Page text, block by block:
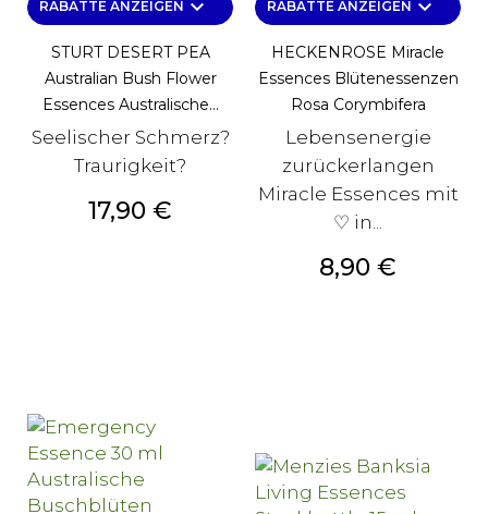
RABATTE ANZEIGEN keyboard_arrow_down
STURT DESERT PEA
Australian Bush Flower
Essences Australische...
Seelischer Schmerz?
Traurigkeit?
Preis
17,90 €
RABATTE ANZEIGEN keyboard_arrow_down
HECKENROSE Miracle
Essences Blütenessenzen
Rosa Corymbifera
Lebensenergie
zurückerlangen
Miracle Essences mit
♡ in...
Preis
8,90 €